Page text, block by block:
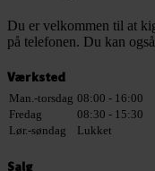
Du er velkommen til at
på telefonen. Du kan
Værksted
Man.-torsdag 08:00 - 16:00
Fredag
08:30 - 15:30
Lør.-søndag
Lukket
Salg